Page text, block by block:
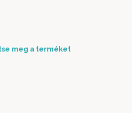
meg a terméket